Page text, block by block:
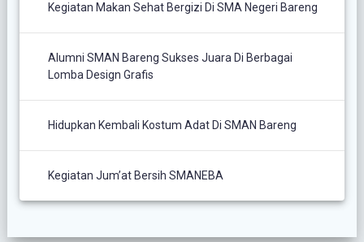
Kegiatan Makan Sehat Bergizi Di SMA Negeri Bareng
Alumni SMAN Bareng Sukses Juara Di Berbagai
Lomba Design Grafis
Hidupkan Kembali Kostum Adat Di SMAN Bareng
Kegiatan Jum’at Bersih SMANEBA